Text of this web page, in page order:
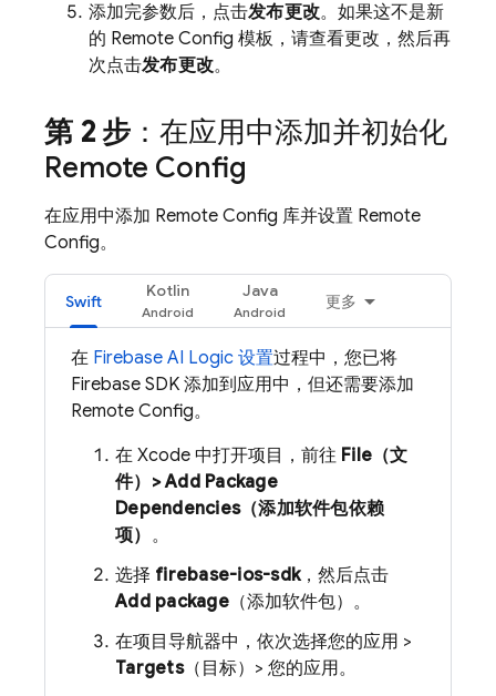
添加完参数后，点击发布更改。如果这不是新
的 Remote Config 模板，请查看更改，然后再
次点击发布更改。
第 2 步 ：在应用中添加并初始化
Remote Config
在应用中添加 Remote Config 库并设置 Remote
Config。
Swift
Kotlin Java
更多
在 Firebase AI Logic 设置过程中，您已将
Firebase SDK 添加到应用中，但还需要添加
Remote Config。
在 Xcode 中打开项目，前往 File（文
件）> Add Package
Dependencies（添加软件包依赖
项） 。
选择 firebase-ios-sdk，然后点击
Add package（添加软件包）。
在项目导航器中，依次选择您的应用 >
Targets（目标）> 您的应用。